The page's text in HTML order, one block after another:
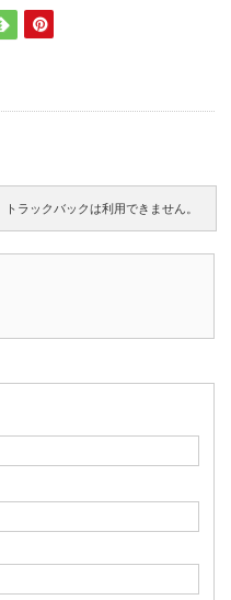
トラックバックは利用できません。